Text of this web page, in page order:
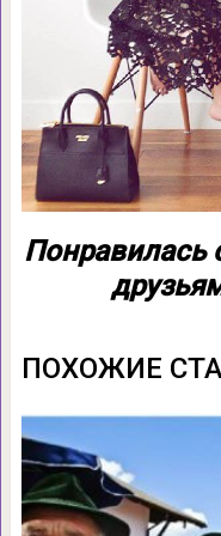
Понравилась
ПОХОЖИЕ